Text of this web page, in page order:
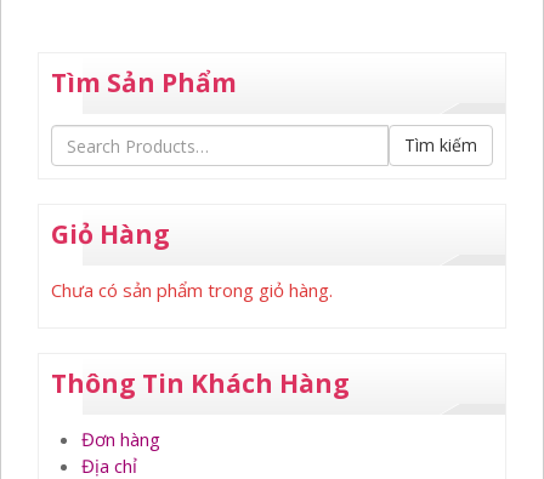
Tìm Sản Phẩm
Tìm kiếm
Giỏ Hàng
Chưa có sản phẩm trong giỏ hàng.
Thông Tin Khách Hàng
Đơn hàng
Địa chỉ